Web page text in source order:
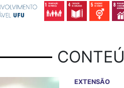
EXTENSÃO